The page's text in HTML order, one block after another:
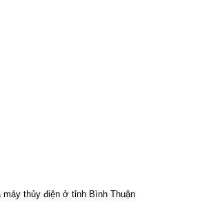
máy thủy điện ở tỉnh Bình Thuận